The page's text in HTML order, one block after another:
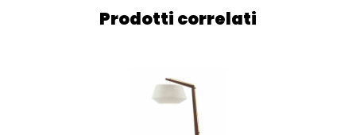
Prodotti correlati